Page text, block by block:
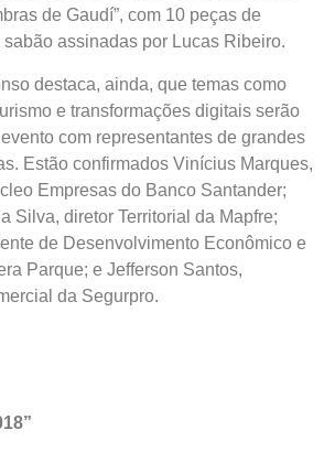
de Gaudí”, com 10 peças de
assinadas por Lucas Ribeiro.
destaca, ainda, que temas como
e transformações digitais serão
com representantes de grandes
Estão confirmados Vinícius Marques,
Empresas do Banco Santander;
Silva, diretor Territorial da Mapfre;
de Desenvolvimento Econômico e
Parque; e Jefferson Santos,
da Segurpro.